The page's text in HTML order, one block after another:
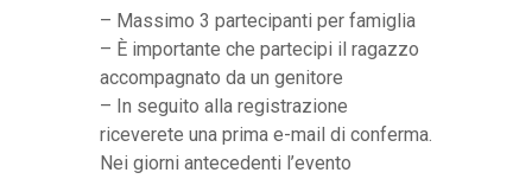
– Massimo 3 partecipanti per famiglia
– È importante che partecipi il ragazzo
accompagnato da un genitore
– In seguito alla registrazione
riceverete una prima e-mail di conferma.
Nei giorni antecedenti l’evento